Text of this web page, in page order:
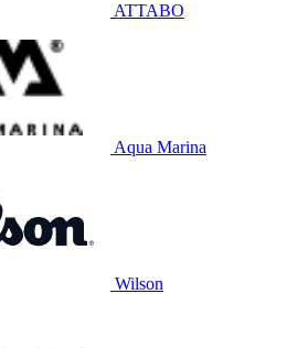
ATTABO
Aqua Marina
Wilson